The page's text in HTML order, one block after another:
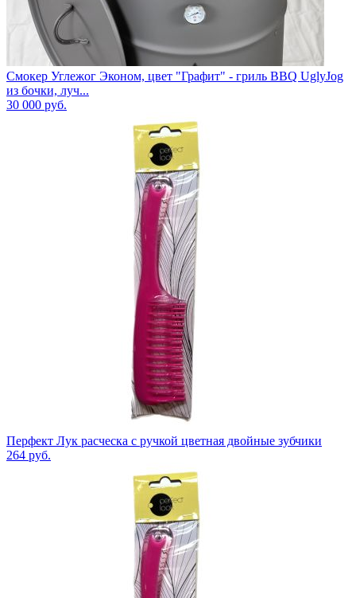
Смокер Углежог Эконом, цвет "Графит" - гриль BBQ UglyJog
из бочки, луч...
30 000 руб.
Перфект Лук расческа с ручкой цветная двойные зубчики
264 руб.